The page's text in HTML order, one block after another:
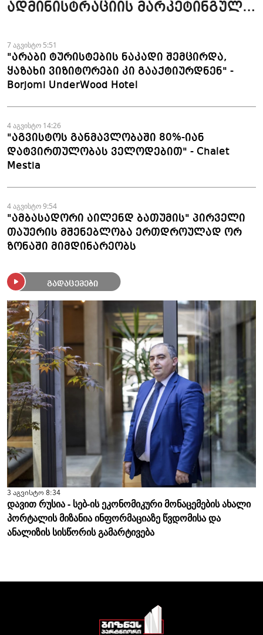
ადმინისტრაციის მარკეტინგული
მომზადდა
7 აგვისტო 5:51
"არაბი ტურისტების ნაკადი შემცირდა,
ყაზახი ვიზიტორები კი გააქტიურდნენ" -
Borjomi UnderWood Hotel
4 აგვისტო 14:26
"აგვისტოს განმავლობაში 80%-იან
დატვირთულობას ველოდებით" - Chalet
Mestia
4 აგვისტო 9:54
"ამბასადორი აილენდ ბათუმის" პირველი
თაუერის მშენებლობა ერთდროულად ორ
ზონაში მიმდინარეობს
გადაცემები
3 აგვისტო 8:34
დავით რუსია - სებ-ის ეკონომიკური მონაცემების ახალი
პორტალის მიზანია ინფორმაციაზე წვდომისა და
ანალიზის სისწორის გამარტივება